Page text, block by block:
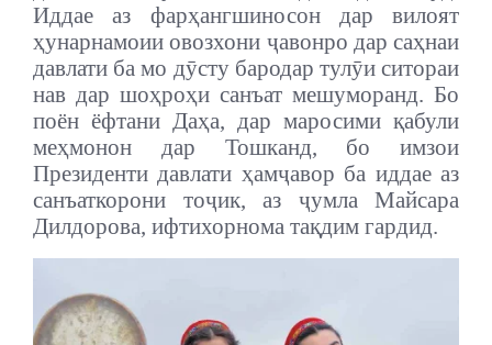
Иддае аз фарҳангшиносон дар вилоят
ҳунарнамоии овозхони ҷавонро дар саҳнаи
давлати ба мо дӯсту бародар тулӯи ситораи
нав дар шоҳроҳи санъат мешуморанд. Бо
поён ёфтани Даҳа, дар маросими қабули
меҳмонон дар Тошканд, бо имзои
Президенти давлати ҳамҷавор ба иддае аз
санъаткорони тоҷик, аз ҷумла Майсара
Дилдорова, ифтихорнома тақдим гардид.